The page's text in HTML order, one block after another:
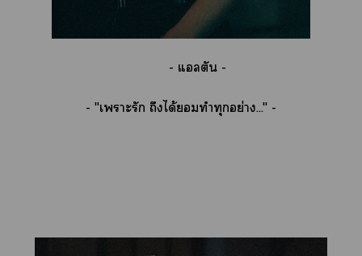
- แลตัน -
- "เาะรัก ถึงได้ทำทุกอย่าง..." -